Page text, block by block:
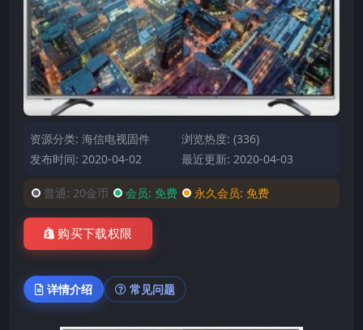
资源分类: 海信电视固件
浏览热度: (336)
发布时间: 2020-04-02
最近更新: 2020-04-03
普通: 20金币 会员: 免费 永久会员: 免费
购买下载权限
详情介绍 常见问题